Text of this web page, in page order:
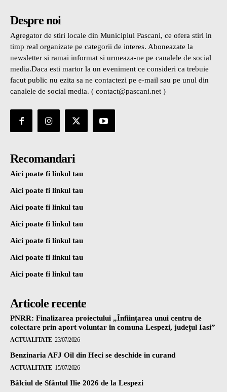
Despre noi
Agregator de stiri locale din Municipiul Pascani, ce ofera stiri in
timp real organizate pe categorii de interes. Aboneazate la
newsletter si ramai informat si urmeaza-ne pe canalele de social
media.Daca esti martor la un eveniment ce consideri ca trebuie
facut public nu ezita sa ne contactezi pe e-mail sau pe unul din
canalele de social media. ( contact@pascani.net )
Recomandari
Aici poate fi linkul tau
Aici poate fi linkul tau
Aici poate fi linkul tau
Aici poate fi linkul tau
Aici poate fi linkul tau
Aici poate fi linkul tau
Aici poate fi linkul tau
Articole recente
PNRR: Finalizarea proiectului „Înființarea unui centru de
colectare prin aport voluntar în comuna Lespezi, județul Iasi”
ACTUALITATE 23/07/2026
Benzinaria AFJ Oil din Heci se deschide in curand
ACTUALITATE 15/07/2026
Bâlciul de Sfântul Ilie 2026 de la Lespezi